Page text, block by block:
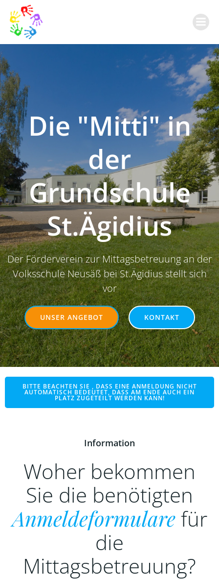
Die "Mitti" in
der
Grundschule
St.Ägidius
Der Förderverein zur Mittagsbetreuung an der
Volksschule Neusäß bei St.Ägidius stellt sich
vor
UNSER ANGEBOT KONTAKT
BITTE BEACHTEN SIE , DASS EINE ANMELDUNG NICHT
AUTOMATISCH BEDEUTET, DASS AM ENDE AUCH EIN
PLATZ ZUGETEILT WERDEN KANN!
Information
Woher bekommen
Sie die benötigten
Anmeldeformularefür
die
Mittagsbetreuung?